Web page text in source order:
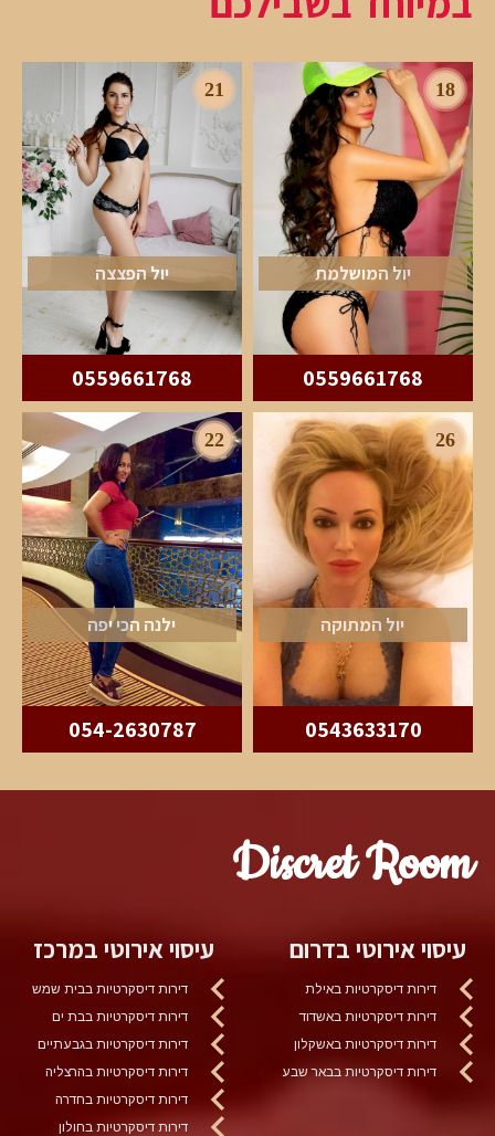
18
יול המושלמת
0559661768
21
יול הפצצה
0559661768
26
יול המתוקה
0543633170
22
ילנה הכי יפה
054-2630787
Discret Room
עיסוי אירוטי בדרום
דירות דיסקרטיות באילת
דירות דיסקרטיות באשדוד
דירות דיסקרטיות באשקלון
דירות דיסקרטיות בבאר שבע
עיסוי אירוטי במרכז
דירות דיסקרטיות בבית שמש
דירות דיסקרטיות בבת ים
דירות דיסקרטיות בגבעתיים
דירות דיסקרטיות בהרצליה
דירות דיסקרטיות בחדרה
דירות דיסקרטיות בחולון